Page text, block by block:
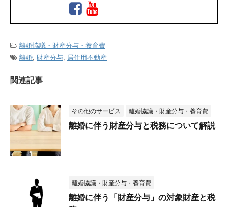
-離婚協議・財産分与・養育費
-離婚, 財産分与, 居住用不動産
関連記事
その他のサービス 離婚協議・財産分与・養育費
離婚に伴う財産分与と税務について解説
離婚協議・財産分与・養育費
離婚に伴う「財産分与」の対象財産と税